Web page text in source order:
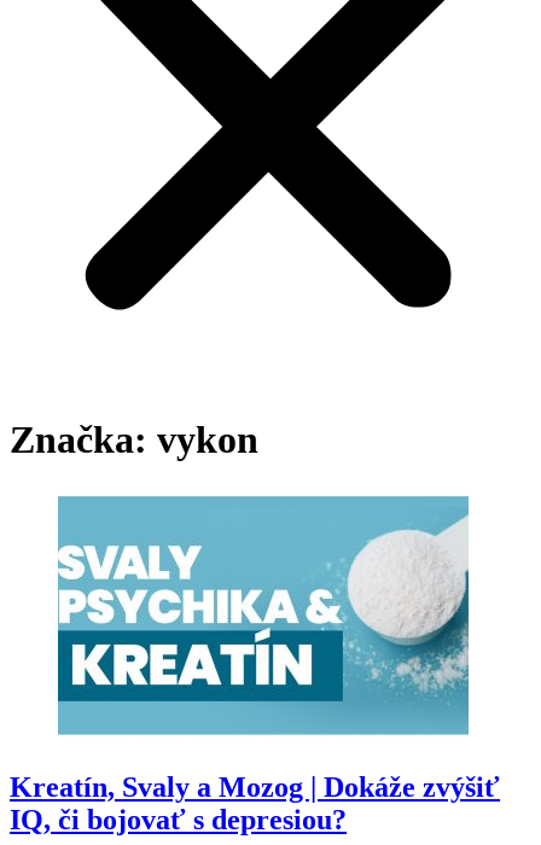
Značka: vykon
Kreatín, Svaly a Mozog | Dokáže zvýšiť
IQ, či bojovať s depresiou?